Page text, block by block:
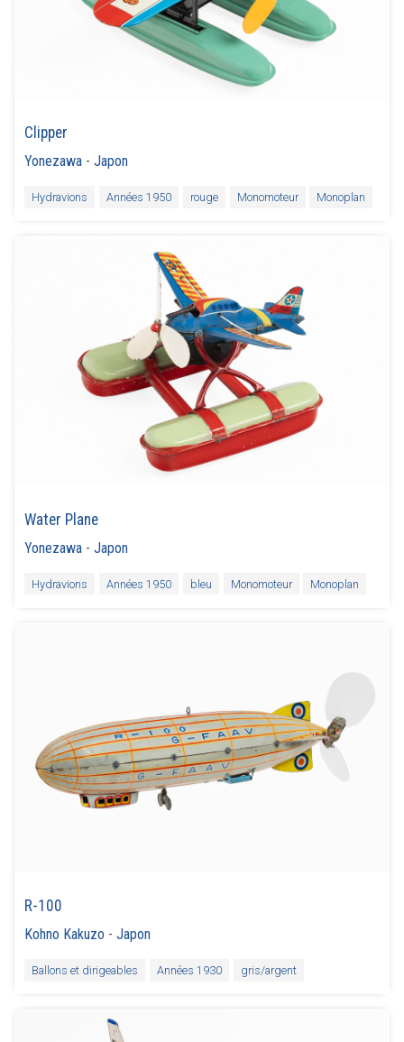
Clipper
Yonezawa -Japon
Hydravions Années 1950 rouge Monomoteur Monoplan
Water Plane
Yonezawa -Japon
Hydravions Années 1950 bleu Monomoteur Monoplan
R-100
Kohno Kakuzo -Japon
Ballons et dirigeables Années 1930 gris/argent